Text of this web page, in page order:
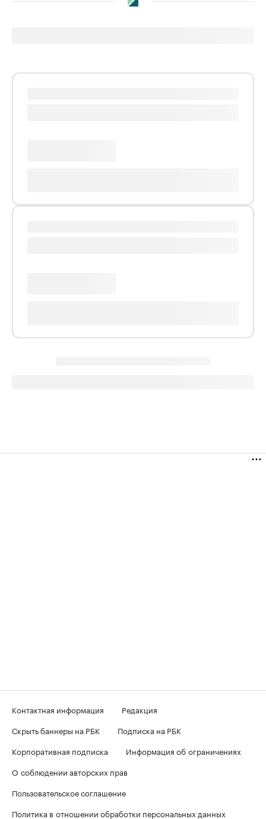
Контактная информация
Редакция
Скрыть баннеры на РБК
Подписка на РБК
Корпоративная подписка
Информация об ограничениях
О соблюдении авторских прав
Пользовательское соглашение
Политика в отношении обработки персональных данных